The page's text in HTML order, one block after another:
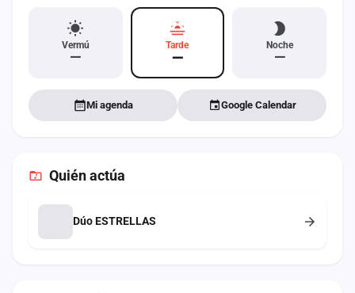
Vermú
—
Tarde
—
Noche
—
Mi agenda Google Calendar
Quién actúa
Dúo ESTRELLAS